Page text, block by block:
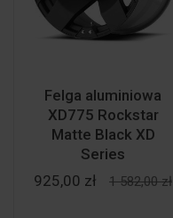
Felga aluminiowa
XD775 Rockstar
Matte Black XD
Series
925,00 zł
1 582,00 zł